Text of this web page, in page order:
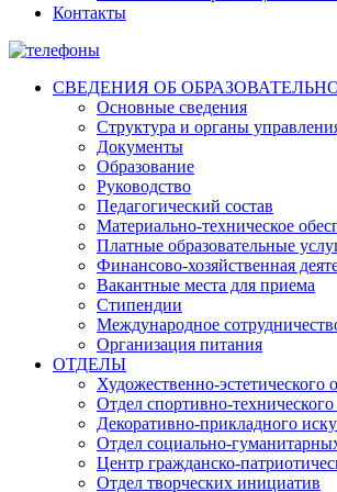
Контакты
СВЕДЕНИЯ ОБ
Основные сведения
Структура и органы
Документы
Образование
Руководство
Педагогический состав
Материально-техническое
Платные образовательные
Финансово-хозяйственная
Вакантные места для приема
Стипендии
Международное
Организация питания
ОТДЕЛЫ
Художественно-эстетического
Отдел спортивно-технического
Декоративно-прикладного
Отдел социально-
Центр гражданско-
Отдел творческих инициатив